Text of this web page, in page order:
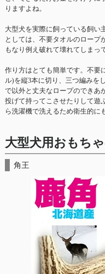
りますよね。
大型犬を実際に飼っている飼い
としては、不要タオルのロープ
もなり例え破れて壊れてしまっ
作り方はとても簡単です。不要
ル)を縦3本に切り、三つ編みを
で以外と丈夫なロープのできあ
投げて持ってこさせたりして遊
ら洗濯機で洗えるため衛生的に
大型犬用おもち
角王